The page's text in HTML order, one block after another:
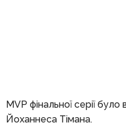
MVP фінальної серії
Йоханнеса Тімана.